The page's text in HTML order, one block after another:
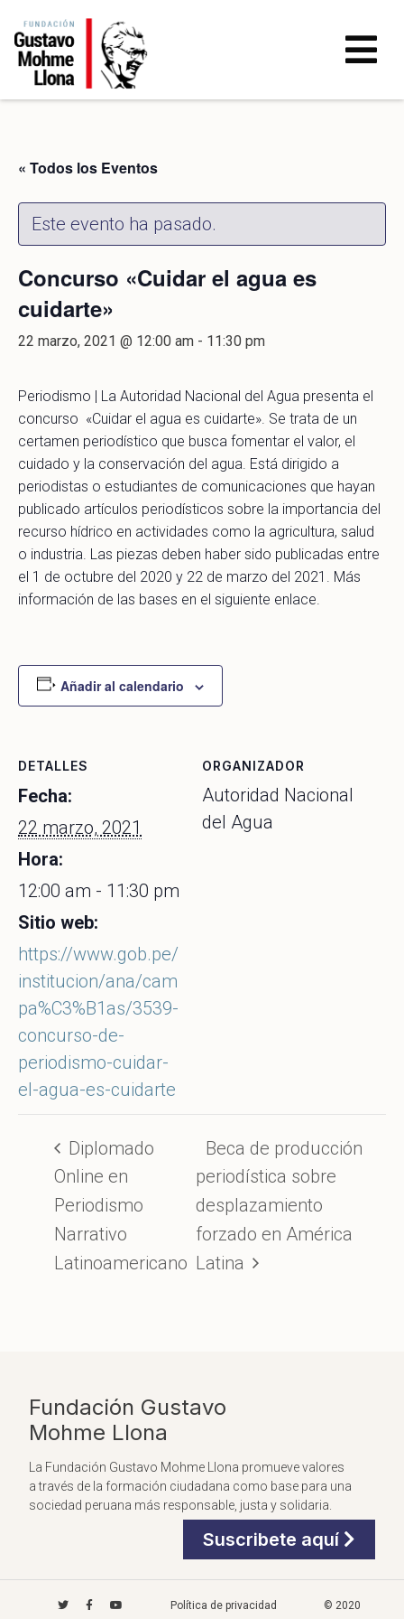
« Todos los Eventos
Este evento ha pasado.
Concurso «Cuidar el agua es
cuidarte»
22 marzo, 2021 @ 12:00 am - 11:30 pm
Periodismo | La Autoridad Nacional del Agua presenta el
concurso «Cuidar el agua es cuidarte». Se trata de un
certamen periodístico que busca fomentar el valor, el
cuidado y la conservación del agua. Está dirigido a
periodistas o estudiantes de comunicaciones que hayan
publicado artículos periodísticos sobre la importancia del
recurso hídrico en actividades como la agricultura, salud
o industria. Las piezas deben haber sido publicadas entre
el 1 de octubre del 2020 y 22 de marzo del 2021. Más
información de las bases en el siguiente enlace.
Añadir al calendario
DETALLES
Fecha:
22 marzo, 2021
Hora:
12:00 am - 11:30 pm
Sitio web:
https://www.gob.pe/
institucion/ana/cam
pa%C3%B1as/3539-
concurso-de-
periodismo-cuidar-
el-agua-es-cuidarte
ORGANIZADOR
Autoridad Nacional
del Agua
Diplomado
Online en
Periodismo
Narrativo
Latinoamericano
Beca de producción
periodística sobre
desplazamiento
forzado en América
Latina
Fundación Gustavo
Mohme Llona
La Fundación Gustavo Mohme Llona promueve valores
a través de la formación ciudadana como base para una
sociedad peruana más responsable, justa y solidaria.
Suscribete aquí
Política de privacidad © 2020